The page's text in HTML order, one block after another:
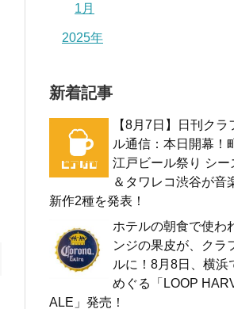
1月
2025年
新着記事
【8月7日】日刊クラ
ル通信：本日開幕！
江戸ビール祭り シー
＆タワレコ渋谷が音
新作2種を発表！
ホテルの朝食で使わ
ンジの果皮が、クラ
ルに！8月8日、横浜
めぐる「LOOP
ALE」発売！